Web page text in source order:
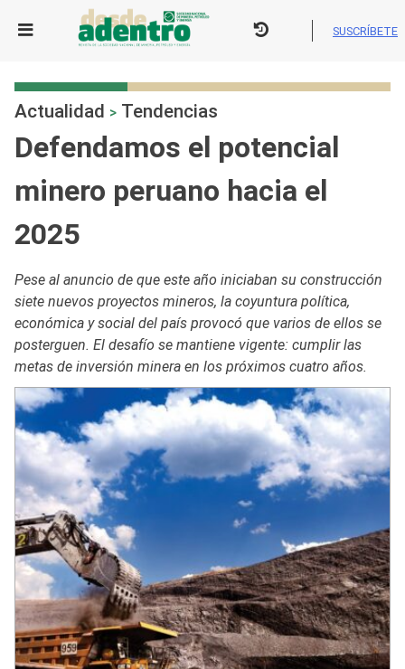
SUSCRÍBETE
Actualidad > Tendencias
Defendamos el potencial
minero peruano hacia el
2025
Pese al anuncio de que este año iniciaban su construcción
siete nuevos proyectos mineros, la coyuntura política,
económica y social del país provocó que varios de ellos se
posterguen. El desafío se mantiene vigente: cumplir las
metas de inversión minera en los próximos cuatro años.